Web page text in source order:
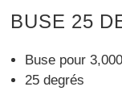
BUSE 25
Buse pour
25 degrés